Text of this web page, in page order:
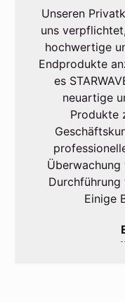
Unseren
uns
hochwertige
Endprodukte
es
neuartige
Produkte
Überwachung
Einige